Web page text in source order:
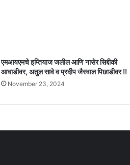
एमआयएमचे इम्तियाज जलील आणि नासेर सिद्दीकी
आघाडीवर, अतुल सावे व प्रदीप जैस्वाल पिछाडीवर !!
November 23, 2024